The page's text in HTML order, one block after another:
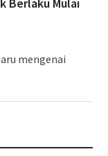
Berlaku Mulai
mengenai